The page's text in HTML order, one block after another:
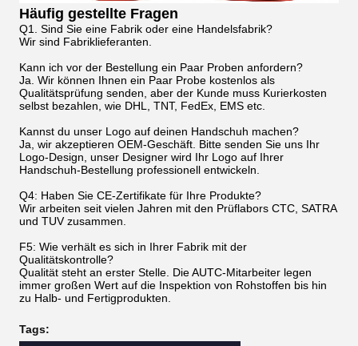
Häufig gestellte Fragen
Q1. Sind Sie eine Fabrik oder eine Handelsfabrik?
Wir sind Fabriklieferanten.
Kann ich vor der Bestellung ein Paar Proben anfordern?
Ja. Wir können Ihnen ein Paar Probe kostenlos als
Qualitätsprüfung senden, aber der Kunde muss Kurierkosten
selbst bezahlen, wie DHL, TNT, FedEx, EMS etc.
Kannst du unser Logo auf deinen Handschuh machen?
Ja, wir akzeptieren OEM-Geschäft. Bitte senden Sie uns Ihr
Logo-Design, unser Designer wird Ihr Logo auf Ihrer
Handschuh-Bestellung professionell entwickeln.
Q4: Haben Sie CE-Zertifikate für Ihre Produkte?
Wir arbeiten seit vielen Jahren mit den Prüflabors CTC, SATRA
und TUV zusammen.
F5: Wie verhält es sich in Ihrer Fabrik mit der
Qualitätskontrolle?
Qualität steht an erster Stelle. Die AUTC-Mitarbeiter legen
immer großen Wert auf die Inspektion von Rohstoffen bis hin
zu Halb- und Fertigprodukten.
Tags: